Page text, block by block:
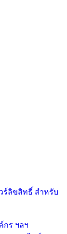
กร ฯลฯ